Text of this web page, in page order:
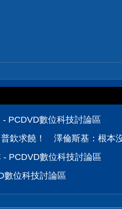
PCDVD數位科技討論區
欽求饒！ 澤倫斯基：根本
PCDVD數位科技討論區
數位科技討論區